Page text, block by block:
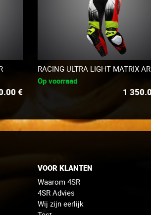
€
RACING ULTRA LIGHT MATRIX AR
Op voorraad
1
VOOR KLANTEN
Waarom 4SR
4SR Advies
Wij zijn eerlijk